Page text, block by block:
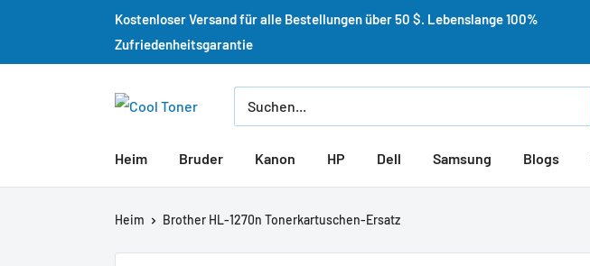
Kostenloser Versand für alle Bestellungen über 50 $. Lebenslange 100%
Zufriedenheitsgarantie
Heim Bruder Kanon HP Dell Samsung Blogs
Heim Brother HL-1270n Tonerkartuschen-Ersatz